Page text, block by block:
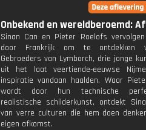
Onbekend en wereldberoemd:
Sinan Can en Pieter Roelofs
door Frankrijk om te ontdekken
Gebroeders van Lymborch, drie jonge
uit het laat veertiende-eeuwse
inspiratie vandaan haalden. Waar
wordt door hun technische
realistische schilderkunst, ontdekt
van verre culturen die hem doen
eigen afkomst.